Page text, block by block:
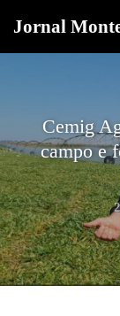
Jornal
Cemig
campo e